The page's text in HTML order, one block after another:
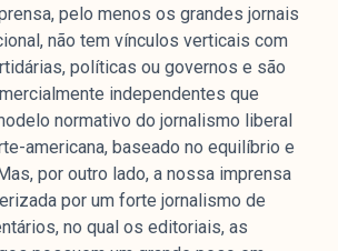
pelo menos os grandes jornais
não tem vínculos verticais com
políticas ou governos e são
independentes que
normativo do jornalismo liberal
americana, baseado no equilíbrio e
por outro lado, a nossa imprensa
por um forte jornalismo de
no qual os editoriais, as